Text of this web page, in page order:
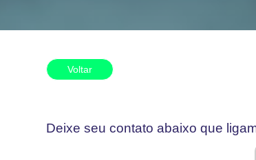
Voltar
Deixe seu contato abaixo que